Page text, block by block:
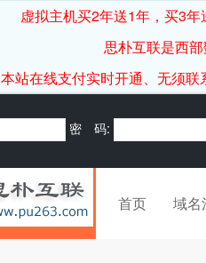
虚拟主机买2年送1年，买3
思朴互联是西
本站在线支付实时开通、无须
密 码:
首页 域名